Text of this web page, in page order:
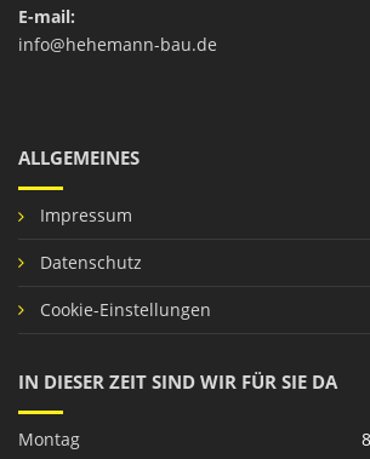
E-mail:
info@hehemann-bau.de
ALLGEMEINES
Impressum
Datenschutz
Cookie-Einstellungen
IN DIESER ZEIT SIND WIR FÜR SIE DA
Montag